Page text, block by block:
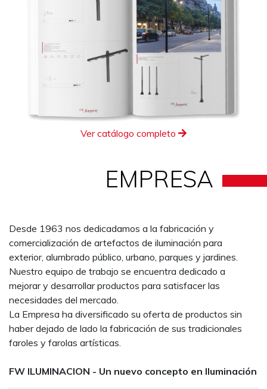
Ver catálogo completo
EMPRESA
Desde 1963 nos dedicadamos a la fabricación y
comercialización de artefactos de iluminación para
exterior, alumbrado público, urbano, parques y jardines.
Nuestro equipo de trabajo se encuentra dedicado a
mejorar y desarrollar productos para satisfacer las
necesidades del mercado.
La Empresa ha diversificado su oferta de productos sin
haber dejado de lado la fabricación de sus tradicionales
faroles y farolas artísticas.
FW ILUMINACION - Un nuevo concepto en Iluminación